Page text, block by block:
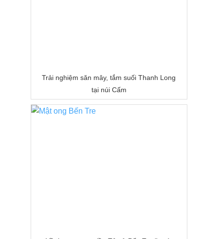
Trải nghiệm săn mây, tắm suối Thanh Long
tại núi Cấm